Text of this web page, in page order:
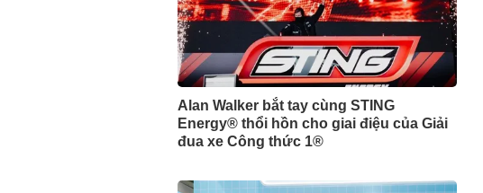
Alan Walker bắt tay cùng STING
Energy® thổi hồn cho giai điệu của Giải
đua xe Công thức 1®